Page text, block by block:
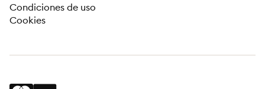
Condiciones de uso
Cookies